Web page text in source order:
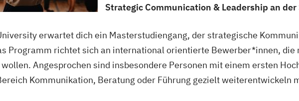
Strategic Communication & Leadership an der
erwartet dich ein Masterstudiengang, der strategische
Programm richtet sich an international orientierte Bewerber*innen, die
Angesprochen sind insbesondere Personen mit einem ersten
Kommunikation, Beratung oder Führung gezielt weiterentwickeln